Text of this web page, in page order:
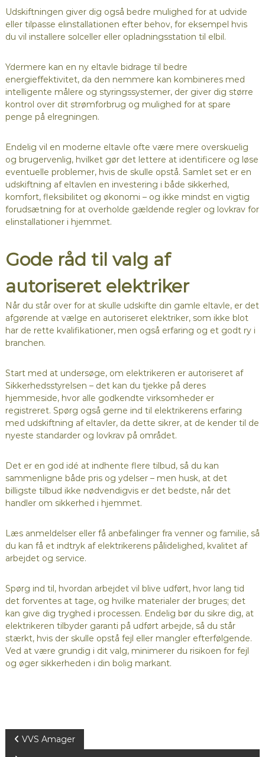
Udskiftningen giver dig også bedre mulighed for at udvide
eller tilpasse elinstallationen efter behov, for eksempel hvis
du vil installere solceller eller opladningsstation til elbil.
Ydermere kan en ny eltavle bidrage til bedre
energieffektivitet, da den nemmere kan kombineres med
intelligente målere og styringssystemer, der giver dig større
kontrol over dit strømforbrug og mulighed for at spare
penge på elregningen.
Endelig vil en moderne eltavle ofte være mere overskuelig
og brugervenlig, hvilket gør det lettere at identificere og løse
eventuelle problemer, hvis de skulle opstå. Samlet set er en
udskiftning af eltavlen en investering i både sikkerhed,
komfort, fleksibilitet og økonomi – og ikke mindst en vigtig
forudsætning for at overholde gældende regler og lovkrav for
elinstallationer i hjemmet.
Gode råd til valg af
autoriseret elektriker
Når du står over for at skulle udskifte din gamle eltavle, er det
afgørende at vælge en autoriseret elektriker, som ikke blot
har de rette kvalifikationer, men også erfaring og et godt ry i
branchen.
Start med at undersøge, om elektrikeren er autoriseret af
Sikkerhedsstyrelsen – det kan du tjekke på deres
hjemmeside, hvor alle godkendte virksomheder er
registreret. Spørg også gerne ind til elektrikerens erfaring
med udskiftning af eltavler, da dette sikrer, at de kender til de
nyeste standarder og lovkrav på området.
Det er en god idé at indhente flere tilbud, så du kan
sammenligne både pris og ydelser – men husk, at det
billigste tilbud ikke nødvendigvis er det bedste, når det
handler om sikkerhed i hjemmet.
Læs anmeldelser eller få anbefalinger fra venner og familie, så
du kan få et indtryk af elektrikerens pålidelighed, kvalitet af
arbejdet og service.
Spørg ind til, hvordan arbejdet vil blive udført, hvor lang tid
det forventes at tage, og hvilke materialer der bruges; det
kan give dig tryghed i processen. Endelig bør du sikre dig, at
elektrikeren tilbyder garanti på udført arbejde, så du står
stærkt, hvis der skulle opstå fejl eller mangler efterfølgende.
Ved at være grundig i dit valg, minimerer du risikoen for fejl
og øger sikkerheden i din bolig markant.
VVS Amager